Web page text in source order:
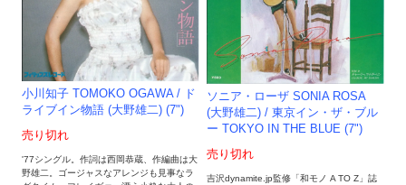
小川知子 TOMOKO OGAWA / ド
ライブイン物語 (大野雄二) (7")
売り切れ
'77シングル。作詞は西岡恭蔵、作編曲は大
野雄二。ゴージャスなアレンジも見事なラ
ソニア・ローザ SONIA ROSA
(大野雄二) / 東京イン・ザ・ブル
ー TOKYO IN THE BLUE (7")
売り切れ
吉沢dynamite.jp監修「和モノ A TO Z」誌